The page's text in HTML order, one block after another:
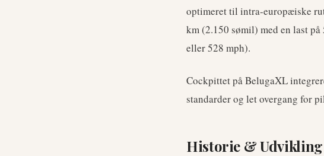
optimeret til intra-europæiske
km (2.150 sømil) med en last
eller 528 mph).
Cockpittet på BelugaXL
standarder og let overgang for
Historie & Udvikling